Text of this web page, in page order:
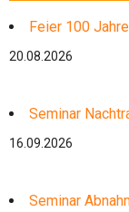
Feier 100
20.08.2026
Seminar
16.09.2026
Seminar